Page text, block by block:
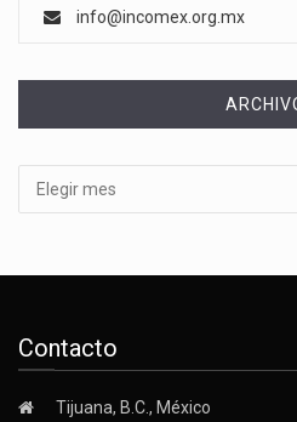
info@incomex.org.mx
Contacto
Tijuana, B.C., México